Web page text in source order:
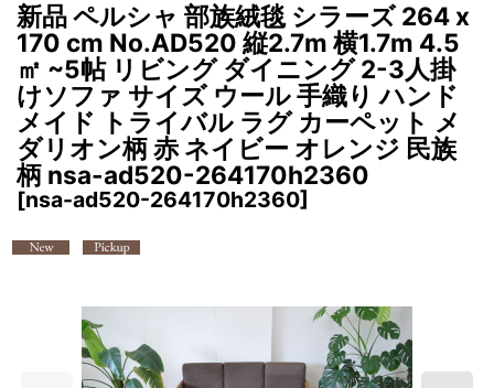
新品 ペルシャ 部族絨毯 シラーズ 264 x
170 cm No.AD520 縦2.7m 横1.7m 4.5
㎡ ~5帖 リビング ダイニング 2-3人掛
けソファ サイズ ウール 手織り ハンド
メイド トライバル ラグ カーペット メ
ダリオン柄 赤 ネイビー オレンジ 民族
柄 nsa-ad520-264170h2360
[nsa-ad520-264170h2360]